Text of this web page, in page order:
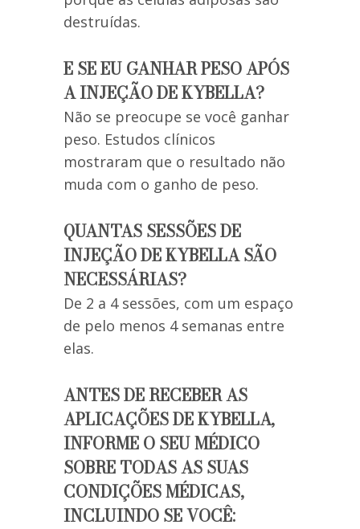
destruídas.
E SE EU GANHAR PESO APÓS
A INJEÇÃO DE KYBELLA?
Não se preocupe se você ganhar
peso. Estudos clínicos
mostraram que o resultado não
muda com o ganho de peso.
QUANTAS SESSÕES DE
INJEÇÃO DE KYBELLA SÃO
NECESSÁRIAS?
De 2 a 4 sessões, com um espaço
de pelo menos 4 semanas entre
elas.
ANTES DE RECEBER AS
APLICAÇÕES DE KYBELLA,
INFORME O SEU MÉDICO
SOBRE TODAS AS SUAS
CONDIÇÕES MÉDICAS,
INCLUINDO SE VOCÊ: